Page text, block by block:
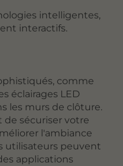
intelligentes,
interactifs.
comme
éclairages LED
les murs de clôture.
sécuriser votre
l'ambiance
utilisateurs peuvent
applications